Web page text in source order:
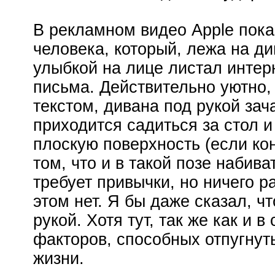
В рекламном видео Apple
человека, который, лежа на
улыбкой на лице листал
письма. Действительно
текстом, дивана под рукой
приходится садиться за стол
плоскую поверхность (если
том, что и в такой позе
требует привычки, но ничего
этом нет. Я бы даже сказал,
рукой. Хотя тут, так же как и
факторов, способных
жизни.